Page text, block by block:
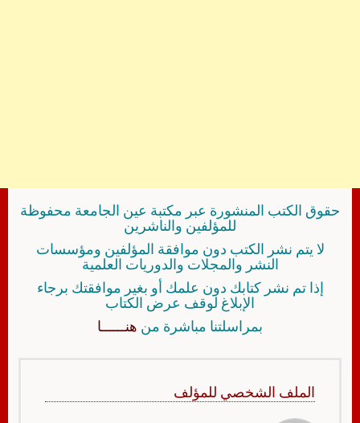
حقوق الكتب المنشورة عبر مكتبة عين الجامعة محفوظة
للمؤلفين والناشرين
لا يتم نشر الكتب دون موافقة المؤلفين ومؤسسات
النشر والمجلات والدوريات العلمية
إذا تم نشر كتابك دون علمك أو بغير موافقتك برجاء
الإبلاغ لوقف عرض الكتاب
بمراسلتنا مباشرة من هنــــــا
الملف الشخصي للمؤلف